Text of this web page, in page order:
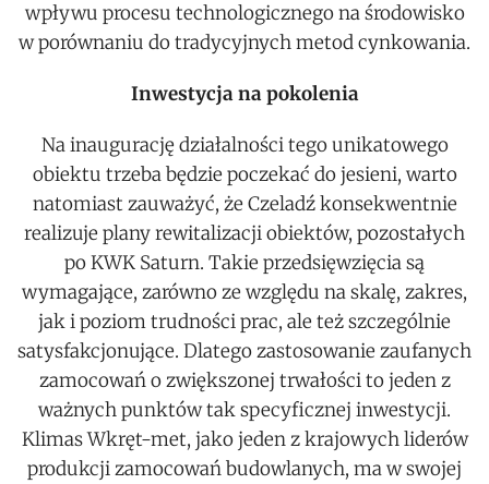
wpływu procesu technologicznego na środowisko
w porównaniu do tradycyjnych metod cynkowania.
Inwestycja na pokolenia
Na inaugurację działalności tego unikatowego
obiektu trzeba będzie poczekać do jesieni, warto
natomiast zauważyć, że Czeladź konsekwentnie
realizuje plany rewitalizacji obiektów, pozostałych
po KWK Saturn. Takie przedsięwzięcia są
wymagające, zarówno ze względu na skalę, zakres,
jak i poziom trudności prac, ale też szczególnie
satysfakcjonujące. Dlatego zastosowanie zaufanych
zamocowań o zwiększonej trwałości to jeden z
ważnych punktów tak specyficznej inwestycji.
Klimas Wkręt-met, jako jeden z krajowych liderów
produkcji zamocowań budowlanych, ma w swojej